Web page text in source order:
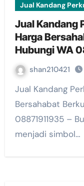
Jual Kandang
Jual Kandang
Harga
Hubungi WA
shan210421
Jual Kandang Perkutut Purwakarta, Harga
Bersahabat
08871911935 –
menjadi simbol…